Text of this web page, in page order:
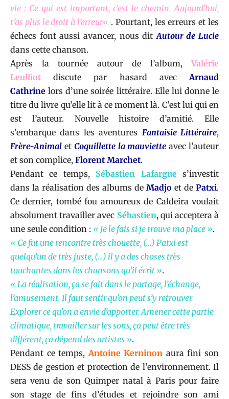
vie : Ce qui est important, c’est le chemin. Aujourd’hui,
t’as plus le droit à l’erreur« . Pourtant, les erreurs et les
échecs font aussi avancer, nous dit Autour de Lucie
dans cette chanson.
Après la tournée autour de l’album,Valérie
Leulliot discute par hasard avec Arnaud
Cathrine lors d’une soirée littéraire. Elle lui donne le
titre du livre qu’elle lit à ce moment là. C’est lui qui en
est l’auteur. Nouvelle histoire d’amitié. Elle
s’embarque dans les aventures Fantaisie Littéraire,
Frère-Animal etCoquillette la mauvietteavec l’auteur
et son complice, Florent Marchet.
Pendant ce temps, Sébastien Lafargue s’investit
dans la réalisation des albums de Madjo et de Patxi.
Ce dernier, tombé fou amoureux de Caldeira voulait
absolument travailler avec Sébastien, qui acceptera à
une seule condition : « Je le fais si je trouve ma place ».
« Ce fut une rencontre très chouette, (…) Patxi est
quelqu’un de très juste, (…) il y a des choses très
touchantes dans les chansons qu’il écrit ».
« La réalisation, ça se fait dans le partage, l’échange,
l’amusement. Il faut sentir qu’on peut s’y retrouver.
Explorer ce qu’on a envie d’apporter. Amener cette partie
climatique, travailler sur les sons, ça peut être très
différent, ça dépend des artistes ».
Pendant ce temps, Antoine Kerninon aura fini son
DESS de gestion et protection de l’environnement. Il
sera venu de son Quimper natal à Paris pour faire
son stage de fins d’études et rejoindre son ami